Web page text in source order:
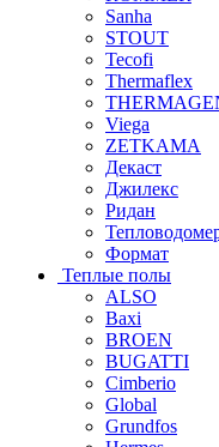
Sanha
STOUT
Tecofi
Thermaflex
Viega
ZETKAMA
Декаст
Джилекс
Ридан
Формат
Теплые полы
ALSO
Baxi
BROEN
BUGATTI
Cimberio
Global
Grundfos